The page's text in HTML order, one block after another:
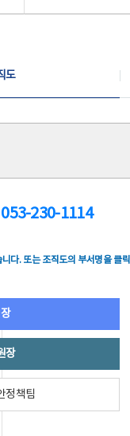
도
230-1114
다. 또는 조직도의 부서명을 클
장
정책팀